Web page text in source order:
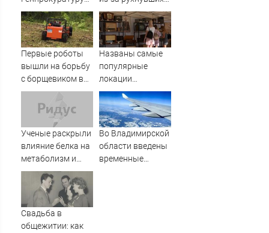
РФ изучить
деятельность
партии Яблоко
деревьев во
время урагана в
Смоленске -
Новости на
Вести.ru
Первые роботы
вышли на борьбу
с борщевиком в
Ленобласти
Названы самые
популярные
локации
фестиваля
«Псковские
каникулы»
Ученые раскрыли
влияние белка на
метаболизм и
процессы
старения
Во Владимирской
области введены
временные
Свадьба в
общежитии: как